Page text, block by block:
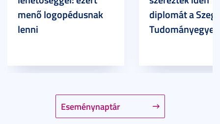
Eseménynaptár
menő logopédusnak
lenni
diplomát a